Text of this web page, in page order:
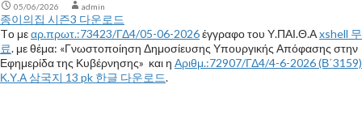
05/06/2026 admin
종이의집 시즌3 다운로드
Tο μεαρ.πρωτ.:73423/ΓΔ4/05-06-2026έγγραφο του Υ.ΠΑΙ.Θ.Αxshell 무
료. με θέμα: «Γνωστοποίηση Δημοσίευσης Υπουργικής Απόφασης στην
Εφημερίδα της Κυβέρνησης» και η Αριθμ.:72907/ΓΔ4/4-6-2026 (Β΄3159)
Κ.Υ.Α삼국지 13 pk 한글 다운로드.